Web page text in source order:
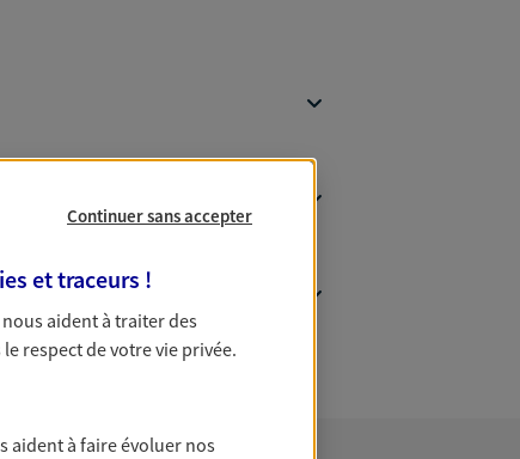
Continuer sans accepter
et traceurs !
nous aident à traiter des
respect de votre vie privée.
aident à faire évoluer nos